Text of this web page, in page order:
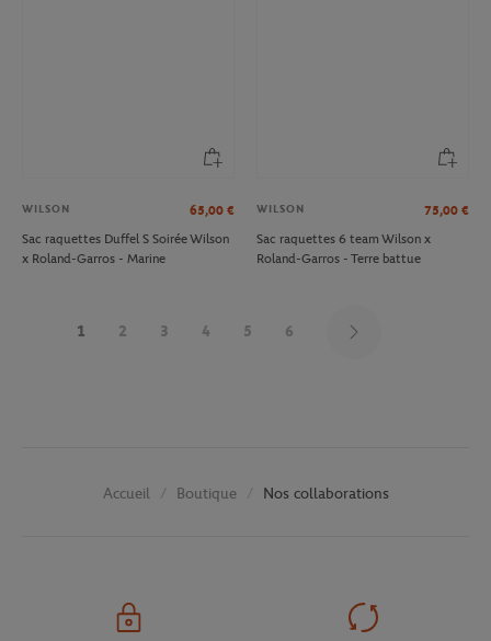
WILSON 65,00 €
Sac raquettes Duffel S Soirée Wilson
x Roland-Garros - Marine
WILSON 75,00 €
Sac raquettes 6 team Wilson x
Roland-Garros - Terre battue
1 2 3 4 5 6
Accueil Boutique Nos collaborations